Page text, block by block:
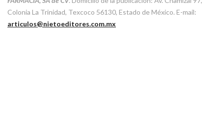
Colonia La Trinidad, Texcoco 56130, Estado de México. E-mail:
articulos@nietoeditores.com.mx